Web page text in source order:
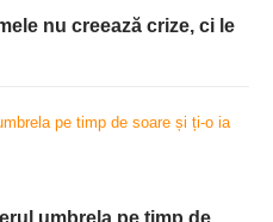
nu creează crize, ci le
umbrela pe timp de